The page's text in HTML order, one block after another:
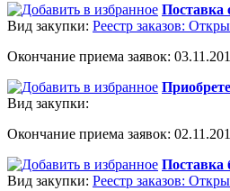
Поставка
Вид закупки: Реестр заказов:
Окончание приема заявок:
Вид закупки:
Окончание приема заявок:
Поставка
Вид закупки: Реестр заказов: